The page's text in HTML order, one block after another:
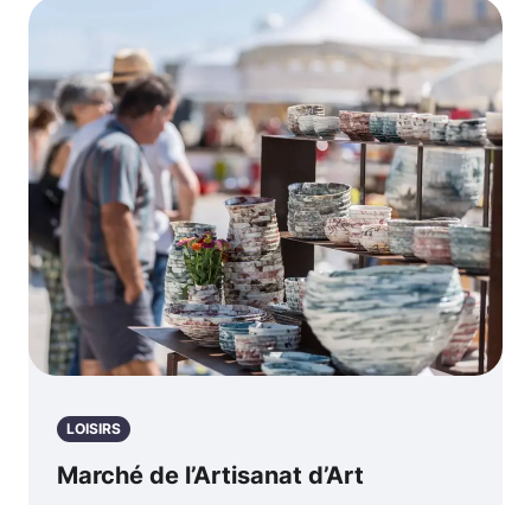
LOISIRS
Marché de l’Artisanat d’Art